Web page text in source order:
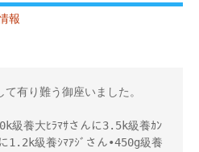
報
有り難う御座いました。
級養大ﾋﾗﾏｻさんに3.5k級養ｶﾝ
1.2k級養ｼﾏｱｼﾞさん•450g級養